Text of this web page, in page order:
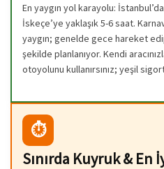
En yaygın yol karayolu:
İskeçe’ye yaklaşık 5-6 saat.
yaygın; genelde gece hareket
şekilde planlanıyor. Kendi
otoyolunu kullanırsınız; yeşil
⏱️
Sınırda Kuyruk & En